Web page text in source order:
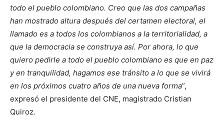
todo el pueblo colombiano. Creo que las dos campañas
han mostrado altura después del certamen electoral, el
llamado es a todos los colombianos a la territorialidad, a
que la democracia se construya así. Por ahora, lo que
quiero pedirle a todo el pueblo colombiano es que en paz
y en tranquilidad, hagamos ese tránsito a lo que se vivirá
en los próximos cuatro años de una nueva forma”,
expresó el presidente del CNE, magistrado Cristian
Quiroz.